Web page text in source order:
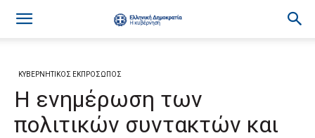
ΚΥΒΕΡΝΗΤΙΚΟΣ ΕΚΠΡΟΣΩΠΟΣ
Η ενημέρωση των
πολιτικών συντακτών και